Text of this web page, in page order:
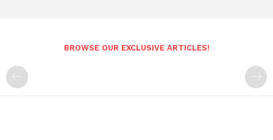
BROWSE OUR EXCLUSIVE ARTICLES!